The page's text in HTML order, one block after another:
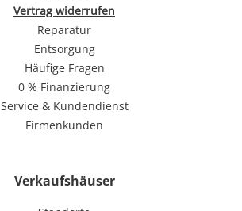
Vertrag widerrufen
Reparatur
Entsorgung
Häufige Fragen
0 % Finanzierung
Service & Kundendienst
Firmenkunden
Verkaufshäuser